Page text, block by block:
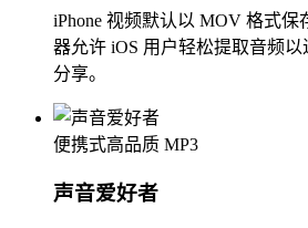
iPhone 视频默认以 MOV 格式保
器允许 iOS 用户轻松提取音频
分享。
便携式高品质 MP3
声音爱好者